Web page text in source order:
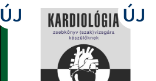
ÚJ ÚJ